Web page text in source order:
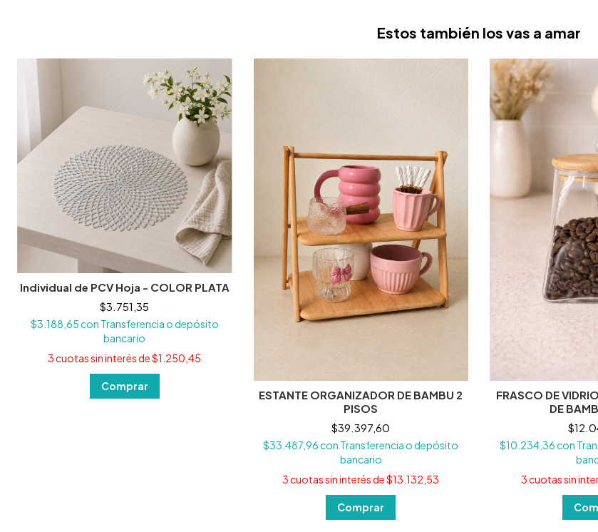
Estos también los vas a amar
Individual de PCV Hoja - COLOR PLATA
$3.751,35
$3.188,65con Transferencia o depósito
bancario
3cuotas sin interés de$1.250,45
ESTANTE ORGANIZADOR DE BAMBU 2
PISOS
$39.397,60
$33.487,96con Transferencia o depósito
bancario
3cuotas sin interés de$13.132,53
FRASCO DE
DE
$10.234,36con
3cuotas sin